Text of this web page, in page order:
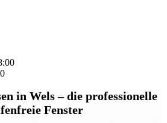
in Wels– die professionelle
Fenster